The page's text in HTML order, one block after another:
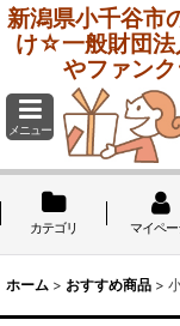
新潟県小千谷市
け☆一般財団法
やファンク
メニュー
カテゴリ マイペ
ホーム > おすすめ商品 >